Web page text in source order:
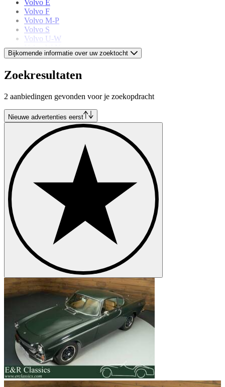
Volvo E
Volvo F
Volvo M-P
Volvo S
Volvo U-W
Volvo W-Y
Volvo models
Volvo 480
Volvo 66
Volvo 850
Volvo Amazon
Volvo P 121
Volvo P 144
Volvo P 145
Volvo PV 544
Volvo V 70
Bijkomende informatie over uw zoektocht
Zoekresultaten
2 aanbiedingen gevonden voor je zoekopdracht
Nieuwe advertenties eerst